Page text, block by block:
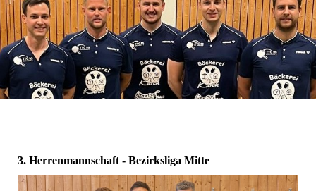
3. Herrenmannschaft - Bezirksliga Mitte